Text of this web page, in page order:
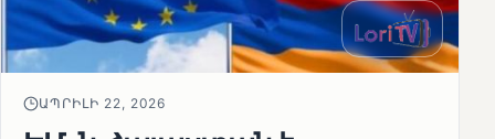
ԱՊՐԻԼԻ 22, 2026